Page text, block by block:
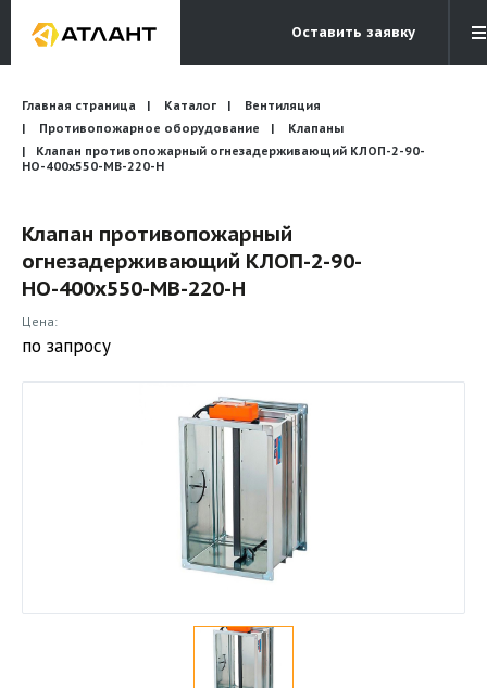
Оставить заявку
Электронная почта
info@atlantcompany.ru
Бесплатный звонок
8 (495) 532-45-07
Бренды
Каталоги
Бланки запросов
Главная страница Каталог
Вентиляция
Противопожарное оборудование
Клапаны
Клапан противопожарный огнезадерживающий КЛОП-2-90-
НО-400х550-МВ-220-Н
Клапан противопожарный
огнезадерживающий КЛОП-2-90-
НО-400х550-МВ-220-Н
Цена:
по запросу